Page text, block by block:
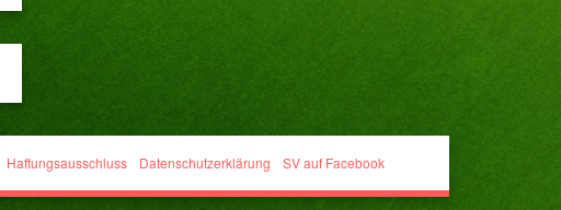
Haftungsausschluss Datenschutzerklärung SV auf Facebook